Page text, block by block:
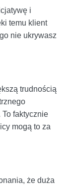
i
temu klient
nie ukrywasz
trudnością
faktycznie
mogą to za
że duża